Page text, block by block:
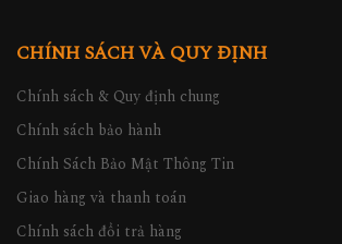
CHÍNH SÁCH VÀ QUY ĐỊNH
Chính sách & Quy định chung
Chính sách bảo hành
Chính Sách Bảo Mật Thông Tin
Giao hàng và thanh toán
Chính sách đổi trả hàng